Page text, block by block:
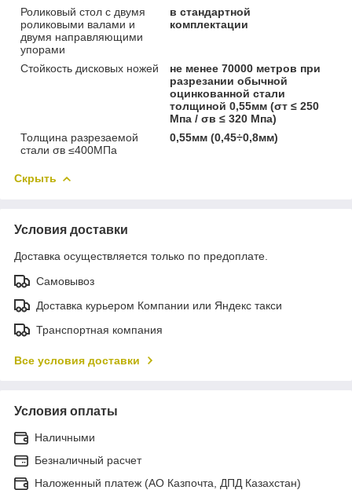
Роликовый стол с двумя
роликовыми валами и
двумя направляющими
упорами
в стандартной
комплектации
Стойкость дисковых ножей
не менее 70000 метров при
разрезании обычной
оцинкованной стали
толщиной 0,55мм (σт ≤ 250
Мпа / σв ≤ 320 Мпа)
Толщина разрезаемой
стали σв ≤400МПа
0,55мм (0,45÷0,8мм)
Скрыть
Условия доставки
Доставка осуществляется только по предоплате.
Самовывоз
Доставка курьером Компании или Яндекс такси
Транспортная компания
Все условия доставки
Условия оплаты
Наличными
Безналичный расчет
Наложенный платеж (АО Казпочта, ДПД Казахстан)